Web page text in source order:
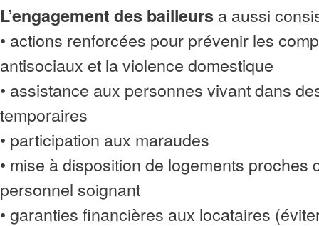
L’engagement des bailleurs a aussi
• actions renforcées pour prévenir les
antisociaux et la violence domestique
• assistance aux personnes vivant dans
temporaires
• participation aux maraudes
• mise à disposition de logements proches
personnel soignant
• garanties financières aux locataires